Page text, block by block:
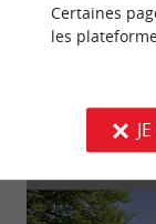
Certaines
les